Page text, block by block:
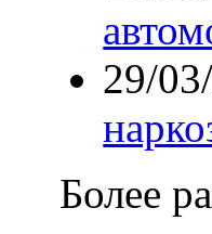
29/
Более